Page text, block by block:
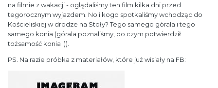
na filmie z wakacji - oglądaliśmy ten film kilka dni przed
tegorocznym wyjazdem. No i kogo spotkaliśmy wchodząc do
Kościeliskiej w drodze na Stoły? Tego samego górala i tego
samego konia (górala poznaliśmy, po czym potwierdził
tożsamość konia :)).
PS. Na razie próbka z materiałów, które już wisiały na FB: